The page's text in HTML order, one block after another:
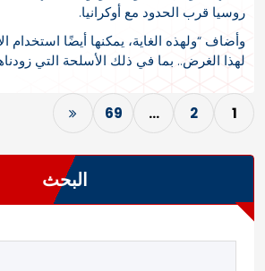
روسيا قرب الحدود مع أوكرانيا.
وأضاف “ولهذه الغاية، يمكنها أيضًا استخدام
لهذا الغرض.. بما في ذلك الأسلحة التي
1
2
…
69
البحث